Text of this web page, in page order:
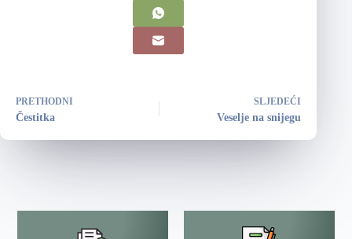
PRETHODNI
Čestitka
SLJEDEĆI
Veselje na snijegu